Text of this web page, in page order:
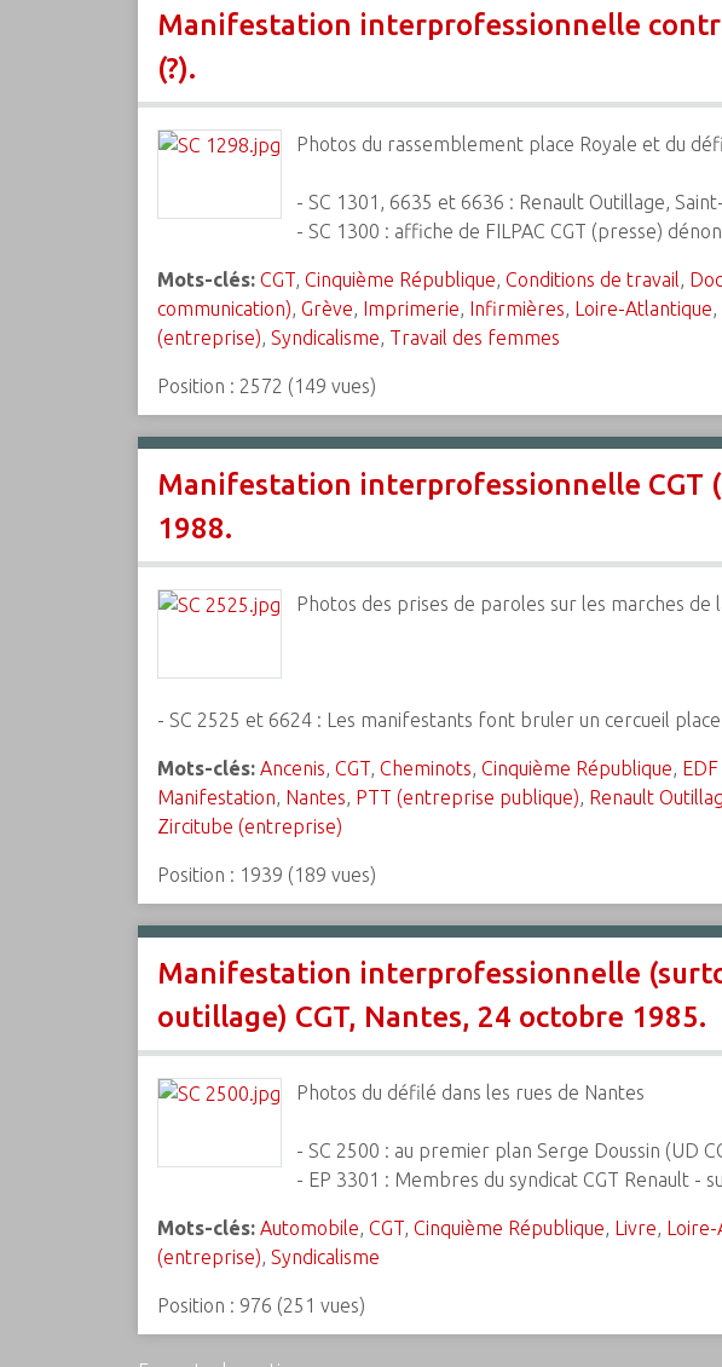
Manifestation interprofessionnelle
(?).
Photos du rassemblement place Royale et du
- SC 1301, 6635 et 6636 : Renault Outillage,
- SC 1300 : affiche de FILPAC CGT (presse)
Mots-clés: CGT, Cinquième République, Conditions de travail,
communication), Grève, Imprimerie, Infirmières, Loire-Atlantique,
(entreprise), Syndicalisme, Travail des femmes
Position : 2572 (149 vues)
Manifestation interprofessionnelle CGT
1988.
Photos des prises de paroles sur les marches
- SC 2525 et 6624 : Les manifestants font bruler un cercueil
Mots-clés: Ancenis, CGT, Cheminots, Cinquième République,
Manifestation, Nantes, PTT (entreprise publique), Renault
Zircitube (entreprise)
Position : 1939 (189 vues)
Manifestation interprofessionnelle
outillage) CGT, Nantes, 24 octobre 1985.
Photos du défilé dans les rues de Nantes
- SC 2500 : au premier plan Serge Doussin (UD
- EP 3301 : Membres du syndicat CGT Renault -
Mots-clés: Automobile, CGT, Cinquième République, Livre, Loire-
(entreprise), Syndicalisme
Position : 976 (251 vues)